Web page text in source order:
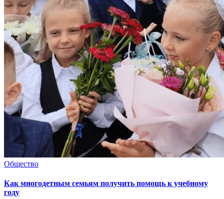
Общество
Как многодетным семьям получить помощь к учебному
году